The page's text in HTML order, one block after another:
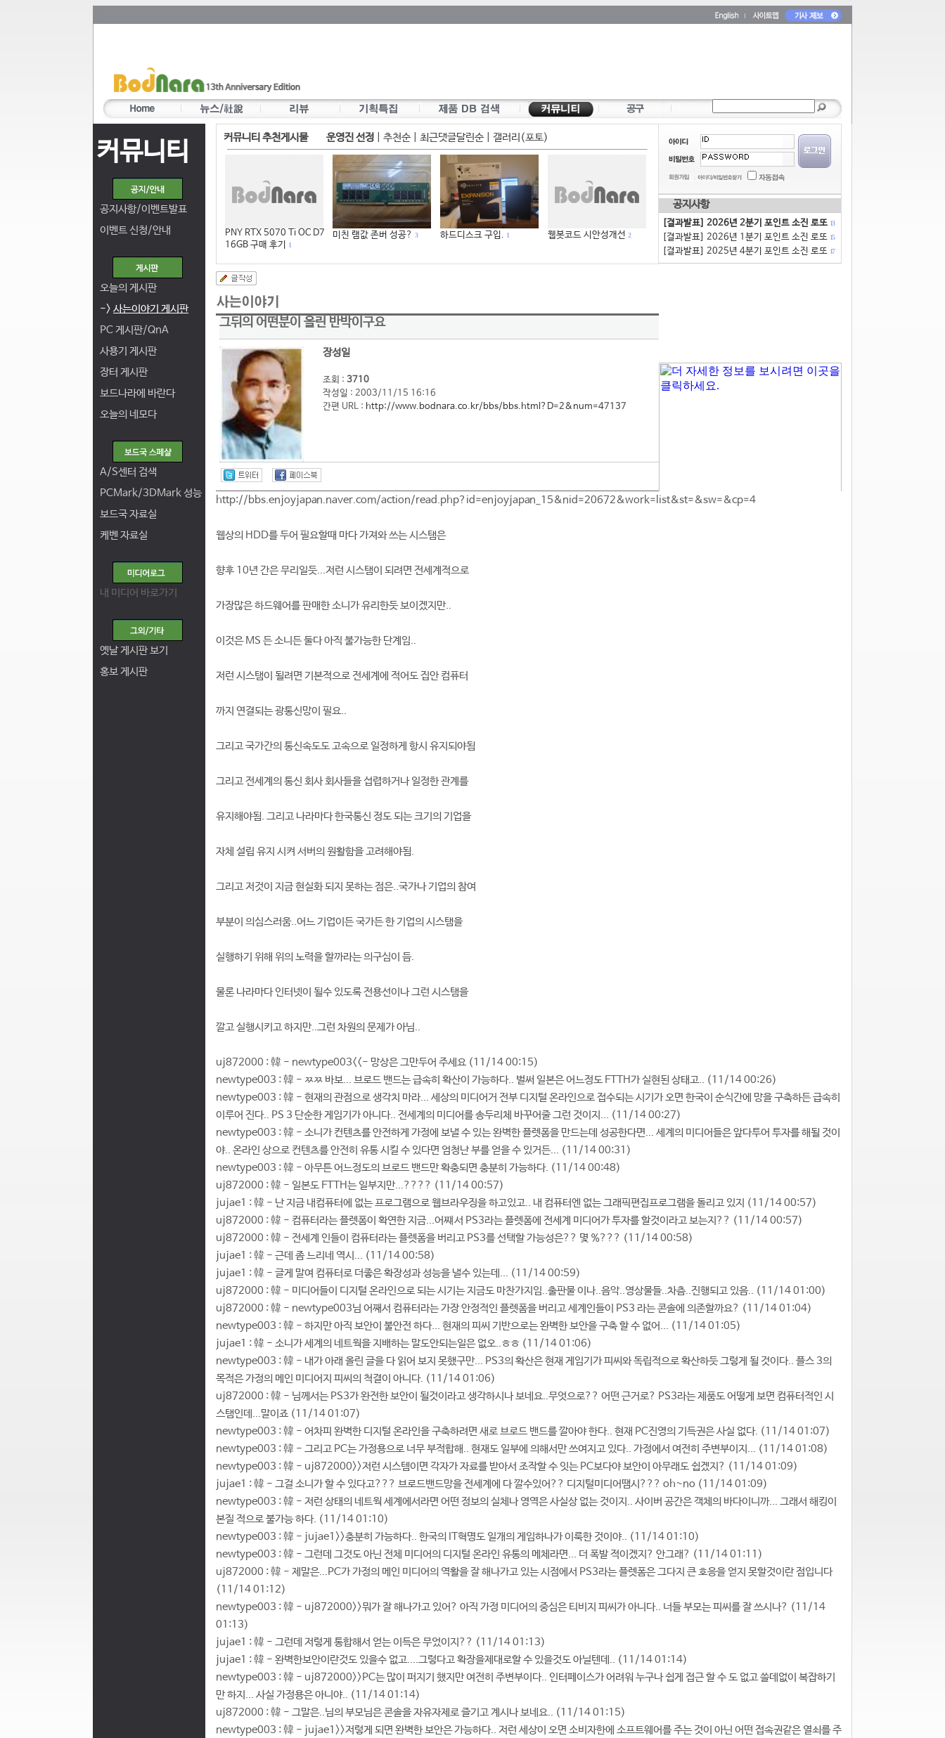
커뮤니티
공지사항/이벤트발표
이벤트 신청/안내
오늘의 게시판
-> 사는이야기 게시판
PC 게시판/QnA
사용기 게시판
장터 게시판
보드나라에 바란다
오늘의 네모다
A/S센터 검색
PCMark/3DMark 성능
보드국 자료실
케벤 자료실
내 미디어 바로가기
옛날 게시판 보기
홍보 게시판
커뮤니티 추천게시물 운영진 선정 추천순| 최근댓글달린순| 갤러리(포토)
PNY RTX 5070 Ti OC D7
16GB 구매 후기
1
미친 램값 존버 성공? 3 하드디스크 구입. 1 웹봇코드 시안성개선 2
공지사항
[결과발표] 2026년 2분기 포인트 소진 로또 13
[결과발표] 2026년 1분기 포인트 소진 로또 15
[결과발표] 2025년 4분기 포인트 소진 로또 17
그뒤의 어떤분이 올린 반박이구요
장성일
조회 : 3710
작성일 : 2003/11/15 16:16
간편 URL : http://www.bodnara.co.kr/bbs/bbs.html?D=2&num=47137
http://bbs.enjoyjapan.naver.com/action/read.php?id=enjoyjapan_15&nid=20672&work=list&st=&sw=&cp=4
웹상의 HDD를 두어 필요할때 마다 가져와 쓰는 시스탬은
향후 10년 간은 무리일듯...저런 시스탬이 되려면 전세계적으로
가장많은 하드웨어를 판매한 소니가 유리한듯 보이겠지만..
이것은 MS 든 소니든 둘다 아직 불가능한 단계임..
저런 시스탬이 될려면 기본적으로 전세계에 적어도 집안 컴퓨터
까지 연결되는 광통신망이 필요..
그리고 국가간의 통신속도도 고속으로 일정하게 항시 유지되야됨
그리고 전세계의 통신 회사 회사들을 섭렵하거나 일정한 관계를
유지해야됨. 그리고 나라마다 한국통신 정도 되는 크기의 기업을
자체 설립 유지 시켜 서버의 원활함을 고려해야됨.
그리고 저것이 지금 현실화 되지 못하는 점은..국가나 기업의 참여
부분이 의심스러움..어느 기업이든 국가든 한 기업의 시스탬을
실행하기 위해 위의 노력을 할까라는 의구심이 듬.
물론 나라마다 인터넷이 될수 있도록 전용선이나 그런 시스탬을
깔고 실행시키고 하지만..그런 차원의 문제가 아님..
uj872000 : 韓 - newtype003<<- 망상은 그만두어 주세요 (11/14 00:15)
newtype003 : 韓 - ㅉㅉ 바보... 브로드 밴드는 급속히 확산이 가능하다.. 벌써 일본은 어느정도 FTTH가 실현된 상태고.. (11/14 00:26)
newtype003 : 韓 - 현재의 관점으로 생각치 마라... 세상의 미디어거 전부 디지털 온라인으로 접수되는 시기가 오면 한국이 순식간에 망을 구축하든 급속히
이루어 진다.. PS 3 단순한 게임기가 아니다.. 전세계의 미디어를 송두리체 바꾸어줄 그런 것이지... (11/14 00:27)
newtype003 : 韓 - 소니가 컨텐츠를 안전하게 가정에 보낼 수 있는 완벽한 플렛폼을 만드는데 성공한다면... 세계의 미디어들은 앞다투어 투자를 해될 것이
야.. 온라인 상으로 컨텐츠를 안전히 유통 시킬 수 있다면 엄청난 부를 얻을 수 있거든... (11/14 00:31)
newtype003 : 韓 - 아무튼 어느정도의 브로드 밴드만 확충되면 충분히 가능하다. (11/14 00:48)
uj872000 : 韓 - 일본도 FTTH는 일부지만...???? (11/14 00:57)
jujae1 : 韓 - 난 지금 내컴퓨터에 없는 프로그램으로 웹브라우징을 하고있고.. 내 컴퓨터엔 없는 그래픽편집프로그램을 돌리고 있지 (11/14 00:57)
uj872000 : 韓 - 컴퓨터라는 플렛폼이 확연한 지금...어쨰서 PS3라는 플렛폼에 전세계 미디어가 투자를 할것이라고 보는지?? (11/14 00:57)
uj872000 : 韓 - 전세계 인들이 컴퓨터라는 플렛폼을 버리고 PS3를 선택할 가능성은?? 몇 %??? (11/14 00:58)
jujae1 : 韓 - 근데 좀 느리네 역시... (11/14 00:58)
jujae1 : 韓 - 글게 말여 컴퓨터로 더좋은 확장성과 성능을 낼수 있는데... (11/14 00:59)
uj872000 : 韓 - 미디어들이 디지털 온라인으로 되는 시기는 지금도 마찬가지임..출판물 이나..음악..영상물들..차츰..진행되고 있음.. (11/14 01:00)
uj872000 : 韓 - newtype003님 어째서 컴퓨터라는 가장 안정적인 플렛폼을 버리고 세계인들이 PS3 라는 콘솔에 의존할까요? (11/14 01:04)
newtype003 : 韓 - 하지만 아직 보안이 불안전 하다... 현재의 피씨 기반으로는 완벽한 보안을 구축 할 수 없어... (11/14 01:05)
jujae1 : 韓 - 소니가 세계의 네트웍을 지배하는 말도안되는일은 없오..ㅎㅎ (11/14 01:06)
newtype003 : 韓 - 내가 아래 올린 글을 다 읽어 보지 못했구만... PS3의 확산은 현재 게임기가 피씨와 독립적으로 확산하듯 그렇게 될 것이다.. 플스 3의
목적은 가정의 메인 미디어지 피씨의 척결이 아니다. (11/14 01:06)
uj872000 : 韓 - 님께서는 PS3가 완전한 보안이 될것이라고 생각하시나 보네요..무엇으로?? 어떤 근거로? PS3라는 제품도 어떻게 보면 컴퓨터적인 시
스탬인데...말이죠 (11/14 01:07)
newtype003 : 韓 - 어차피 완벽한 디지털 온라인을 구축하려면 새로 브로드 밴드를 깔아야 한다.. 현재 PC진영의 기득권은 사실 없다. (11/14 01:07)
newtype003 : 韓 - 그리고 PC는 가정용으로 너무 부적합해.. 현재도 일부에 의해서만 쓰여지고 있다.. 가정에서 여전히 주변부이지... (11/14 01:08)
newtype003 : 韓 - uj872000>>저런 시스템이면 각자가 자료를 받아서 조작할 수 잇는 PC보다야 보안이 아무래도 쉽겠지? (11/14 01:09)
jujae1 : 韓 - 그걸 소니가 할 수 있다고??? 브로드밴드망을 전세계에 다 깔수있어?? 디지털미디어땜시??? oh~no (11/14 01:09)
newtype003 : 韓 - 저런 상태의 네트웍 세계에서라면 어떤 정보의 실체나 영역은 사실상 없는 것이지.. 사이버 공간은 객체의 바다이니까... 그래서 해킹이
본질 적으로 불가능 하다. (11/14 01:10)
newtype003 : 韓 - jujae1>>충분히 가능하다.. 한국의 IT혁명도 일개의 게임하나가 이룩한 것이야.. (11/14 01:10)
newtype003 : 韓 - 그런데 그것도 아닌 전체 미디어의 디지털 온라인 유통의 메체라면... 더 폭발 적이겠지? 안그래? (11/14 01:11)
uj872000 : 韓 - 제말은...PC가 가정의 메인 미디어의 역활을 잘 해나가고 있는 시점에서 PS3라는 플렛폼은 그다지 큰 호응을 얻지 못할것이란 점입니다
(11/14 01:12)
newtype003 : 韓 - uj872000>>뭐가 잘 해나가고 있어? 아직 가정 미디어의 중심은 티비지 피씨가 아니다.. 너들 부모는 피씨를 잘 쓰시나? (11/14
01:13)
jujae1 : 韓 - 그런데 저렇게 통합해서 얻는 이득은 무었이지?? (11/14 01:13)
jujae1 : 韓 - 완벽한보안이란것도 있을수 없고....그렇다고 확장을제대로할 수 있을것도 아닐텐데.. (11/14 01:14)
newtype003 : 韓 - uj872000>>PC는 많이 퍼지기 했지만 여전히 주변부이다.. 인터페이스가 어려워 누구나 쉽게 접근 할 수 도 없고 쓸데없이 복잡하기
만 하지... 사실 가정용은 아니야.. (11/14 01:14)
uj872000 : 韓 - 그말은..님의 부모님은 콘솔을 자유자제로 즐기고 계시나 보네요.. (11/14 01:15)
newtype003 : 韓 - jujae1>>저렇게 되면 완벽한 보안은 가능하다.. 저런 세상이 오면 소비자한에 소프트웨어를 주는 것이 아닌 어떤 접속권같은 열쇠를 주